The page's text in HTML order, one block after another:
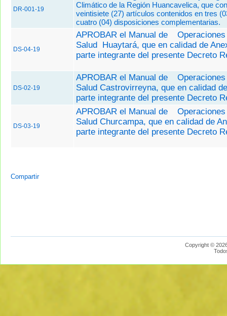
DR-001-19
Climático de la Región Huancavelica, que
veintisiete (27) artículos contenidos en tres
cuatro (04) disposiciones complementarias.
DS-04-19
APROBAR el Manual de
Salud Huaytará, que en calidad de
parte integrante del presente Decreto
DS-02-19
APROBAR el Manual de
Salud Castrovirreyna, que en calidad
parte integrante del presente Decreto
DS-03-19
APROBAR el Manual de
Salud Churcampa, que en calidad de
parte integrante del presente Decreto
Compartir
Copyright ©